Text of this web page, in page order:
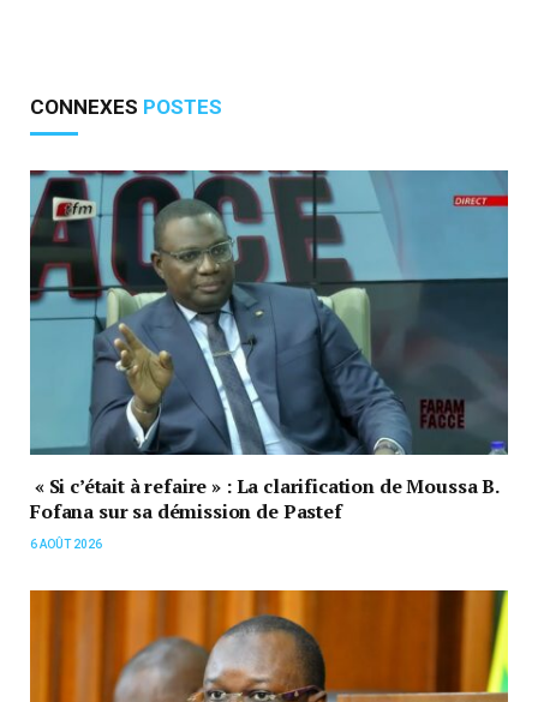
CONNEXES POSTES
« Si c’était à refaire » : La clarification de Moussa B.
Fofana sur sa démission de Pastef
6 AOÛT 2026